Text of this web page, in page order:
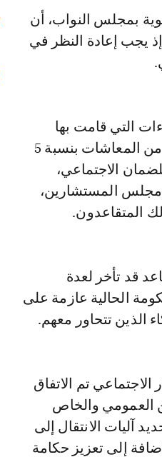
يجب إعادة النظر في
التي قامت بها
الحكومة في إطار إصلاح أنظمة التقاعد، حيث جرى الرفع من المعاشات بنسبة 5
الاجتماعي،
عليه في مجلس المستشارين،
المتقاعدون.
قد تأخر لعدة
الحالية عازمة على
الذين تتحاور معهم.
تم الاتفاق
العمومي والخاص
آليات الانتقال إلى
إلى تعزيز حكامة